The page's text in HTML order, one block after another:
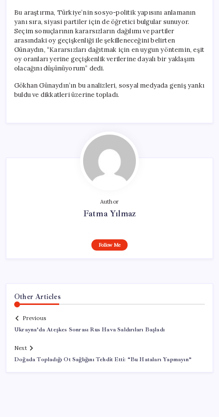
Bu araştırma, Türkiye’nin sosyo-politik yapısını anlamanın
yanı sıra, siyasi partiler için de öğretici bulgular sunuyor.
Seçim sonuçlarının kararsızların dağılımı ve partiler
arasındaki oy geçişkenliği ile şekilleneceğini belirten
Günaydın, “Kararsızları dağıtmak için en uygun yöntemin, eşit
oy oranları yerine geçişkenlik verilerine dayalı bir yaklaşım
olacağını düşünüyorum” dedi.
Gökhan Günaydın’ın bu analizleri, sosyal medyada geniş yankı
buldu ve dikkatleri üzerine topladı.
Author
Fatma Yılmaz
Follow Me
Other Articles
Previous
Ukrayna’da Ateşkes Sonrası Rus Hava Saldırıları Başladı
Next
Doğada Topladığı Ot Sağlığını Tehdit Etti: “Bu Hataları Yapmayın”